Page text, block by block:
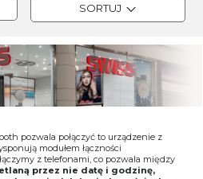
SORTUJ
pozwala połączyć to urządzenie z
modułem łączności
z telefonami, co pozwala między
przez nie datę i godzinę,